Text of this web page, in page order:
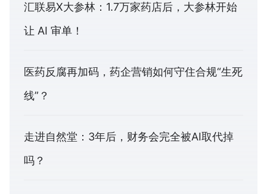
汇联易X大参林：1.7万家药店后，大参林开始
让 AI 审单！
医药反腐再加码，药企营销如何守住合规“生死
线”？
走进自然堂：3年后，财务会完全被AI取代掉
吗？